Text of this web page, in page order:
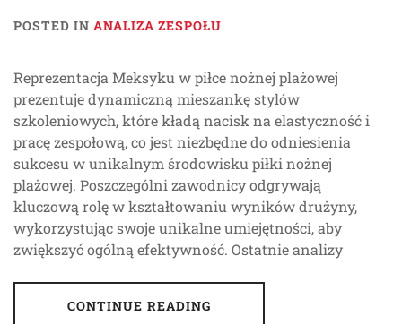
POSTED IN ANALIZA ZESPOŁU
Reprezentacja Meksyku w piłce nożnej plażowej
prezentuje dynamiczną mieszankę stylów
szkoleniowych, które kładą nacisk na elastyczność i
pracę zespołową, co jest niezbędne do odniesienia
sukcesu w unikalnym środowisku piłki nożnej
plażowej. Poszczególni zawodnicy odgrywają
kluczową rolę w kształtowaniu wyników drużyny,
wykorzystując swoje unikalne umiejętności, aby
zwiększyć ogólną efektywność. Ostatnie analizy
CONTINUE READING